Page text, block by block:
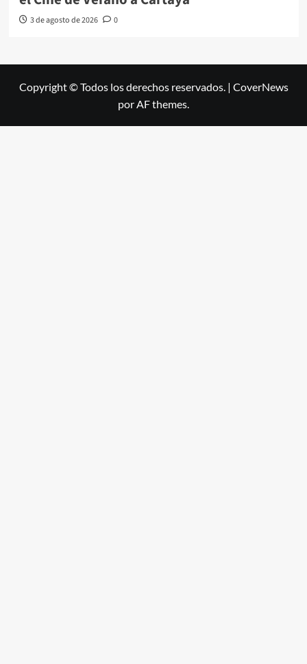
3 de agosto de 2026 0
Copyright © Todos los derechos reservados. | CoverNews
por AF themes.